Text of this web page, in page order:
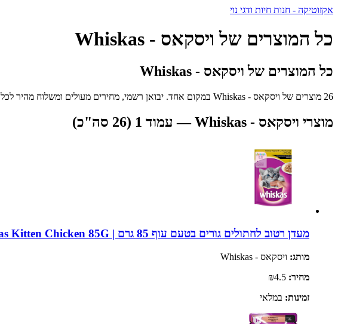
אקזוטיקה - חנות חיות ודגי נוי
כל המוצרים של ויסקאס - Whiskas
כל המוצרים של ויסקאס - Whiskas
26 מוצרים של ויסקאס - Whiskas במקום אחד. יבואן רשמי, מחירים מעולים ומשלוח מהיר לכל הארץ.
מוצרי ויסקאס - Whiskas — עמוד 1 (26 סה"כ)
מעדן רטוב לחתולים גורים בטעם עוף 85 גרם | Whiskas Kitten Chicken 85G
מותג: ויסקאס - Whiskas
מחיר:
זמינות: במלאי